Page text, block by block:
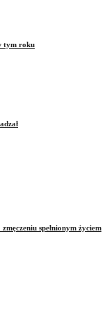
tym roku
spełnionym życiem